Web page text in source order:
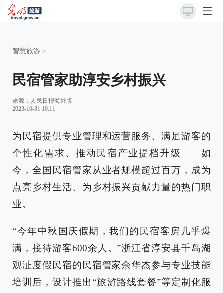
智慧旅游 >
民宿管家助淳安乡村振兴
来源： 人民日报海外版
2023-10-31 10:11
为民宿提供专业管理和运营服务、满足游客的
个性化需求、推动民宿产业提档升级——如
今，全国民宿管家从业者规模超过百万，成为
点亮乡村生活、为乡村振兴贡献力量的热门职
业。
“今年中秋国庆假期，我们的民宿客房几乎爆
满，接待游客600余人。”浙江省淳安县千岛湖
观沚度假民宿的民宿管家余华杰参与专业技能
培训后，设计推出“旅游路线套餐”等定制化服